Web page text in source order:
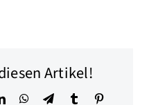
Artikel!
LinkedInWhatsApp
TelegramTumblr